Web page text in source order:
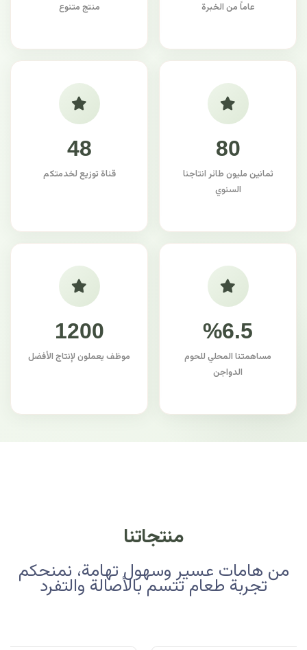
عاماً من الخبرة منتج متنوع
80
ثمانين مليون طائر انتاجنا
السنوي
48
قناة توزيع لخدمتكم
%6.5
مساهمتنا المحلي للحوم
الدواجن
1200
موظف يعملون لإنتاج الأفضل
منتجاتنا
من هامات عسير وسهول تهامة، نمنحكم
تجربة طعام تتسم بالأصالة والتفرد